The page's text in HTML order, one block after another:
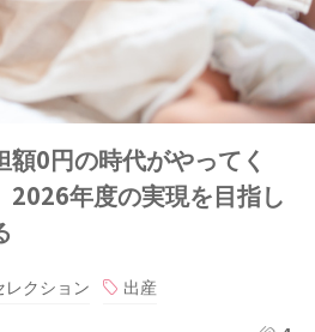
0円の時代がやってく
2026年度の実現を目指し
レクション
出産